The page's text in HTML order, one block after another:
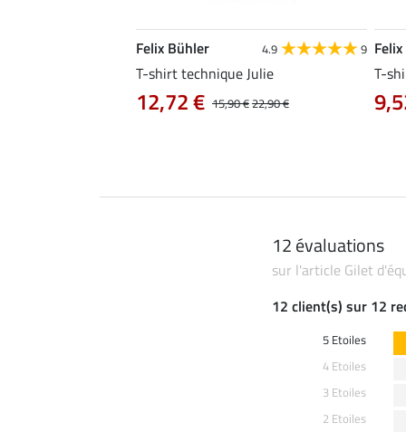
Felix Bühler 4.9 9
T-shirt technique Julie
15,90 €22,90 €
12,72 €
T-
12 évaluations
sur l'article Gilet
12 client(s) sur 12
5 Etoiles
4 Etoiles
3 Etoiles
2 Etoiles